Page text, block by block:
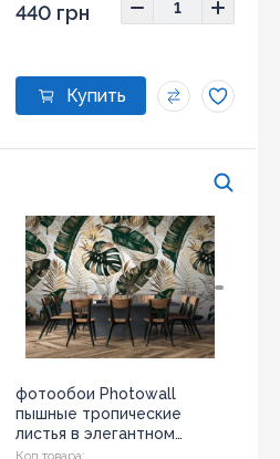
440 грн
фотообои Photowall
пышные тропические
листья в элегантном
дизайне., м2
Код товара: